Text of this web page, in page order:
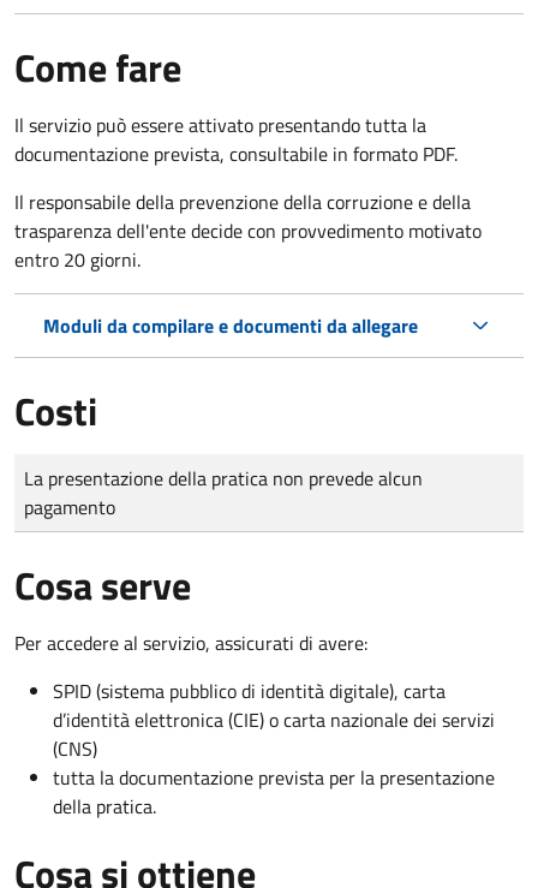
Come fare
Il servizio può essere attivato presentando tutta la
documentazione prevista, consultabile in formato PDF.
Il responsabile della prevenzione della corruzione e della
trasparenza dell'ente decide con provvedimento motivato
entro 20 giorni.
Moduli da compilare e documenti da allegare
Costi
Tipo di pagamento
Importo
La presentazione della pratica non prevede alcun
pagamento
Cosa serve
Per accedere al servizio, assicurati di avere:
SPID (sistema pubblico di identità digitale), carta
d’identità elettronica (CIE) o carta nazionale dei servizi
(CNS)
tutta la documentazione prevista per la presentazione
della pratica.
Cosa si ottiene